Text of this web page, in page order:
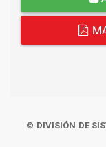
© DIVISIÓN DE